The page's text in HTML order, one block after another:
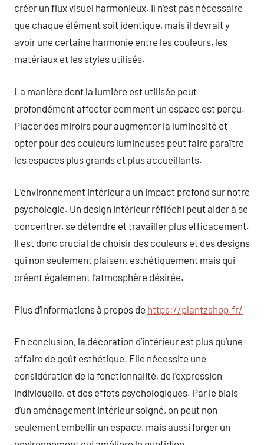
créer un flux visuel harmonieux. Il n’est pas nécessaire
que chaque élément soit identique, mais il devrait y
avoir une certaine harmonie entre les couleurs, les
matériaux et les styles utilisés.
La manière dont la lumière est utilisée peut
profondément affecter comment un espace est perçu.
Placer des miroirs pour augmenter la luminosité et
opter pour des couleurs lumineuses peut faire paraître
les espaces plus grands et plus accueillants.
L’environnement intérieur a un impact profond sur notre
psychologie. Un design intérieur réfléchi peut aider à se
concentrer, se détendre et travailler plus efficacement.
Il est donc crucial de choisir des couleurs et des designs
qui non seulement plaisent esthétiquement mais qui
créent également l’atmosphère désirée.
Plus d’informations à propos de https://plantzshop.fr/
En conclusion, la décoration d’intérieur est plus qu’une
affaire de goût esthétique. Elle nécessite une
considération de la fonctionnalité, de l’expression
individuelle, et des effets psychologiques. Par le biais
d’un aménagement intérieur soigné, on peut non
seulement embellir un espace, mais aussi forger un